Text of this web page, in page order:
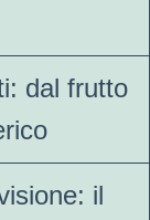
dal frutto
il